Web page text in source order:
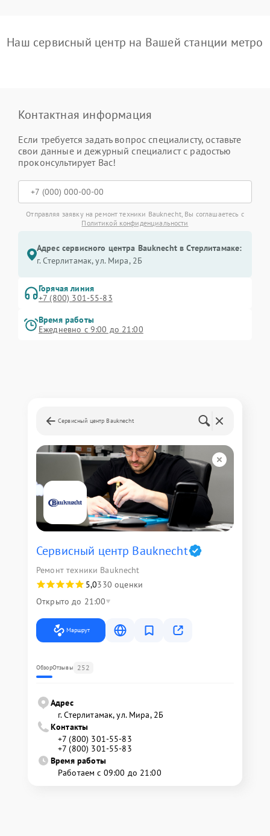
Наш сервисный центр на Вашей станции метро
Контактная информация
Если требуется задать вопрос специалисту, оставьте
свои данные и дежурный специалист с радостью
проконсультирует Вас!
Отправляя заявку на ремонт техники Bauknecht, Вы соглашаетесь с
Политикой конфиденциальности
Адрес сервисного центра Bauknecht в Стерлитамаке:
г. Стерлитамак, ул. Мира, 2Б
Горячая линия
+7 (800) 301-55-83
Время работы
Ежедневно с 9:00 до 21:00
Сервисный центр Bauknecht
Сервисный центр Bauknecht
Ремонт техники Bauknecht
5,0330 оценки
Открыто до 21:00
Маршрут
ОбзорОтзывы 252
Адрес
г. Стерлитамак, ул. Мира, 2Б
Контакты
+7 (800) 301-55-83
+7 (800) 301-55-83
Время работы
Работаем с 09:00 до 21:00